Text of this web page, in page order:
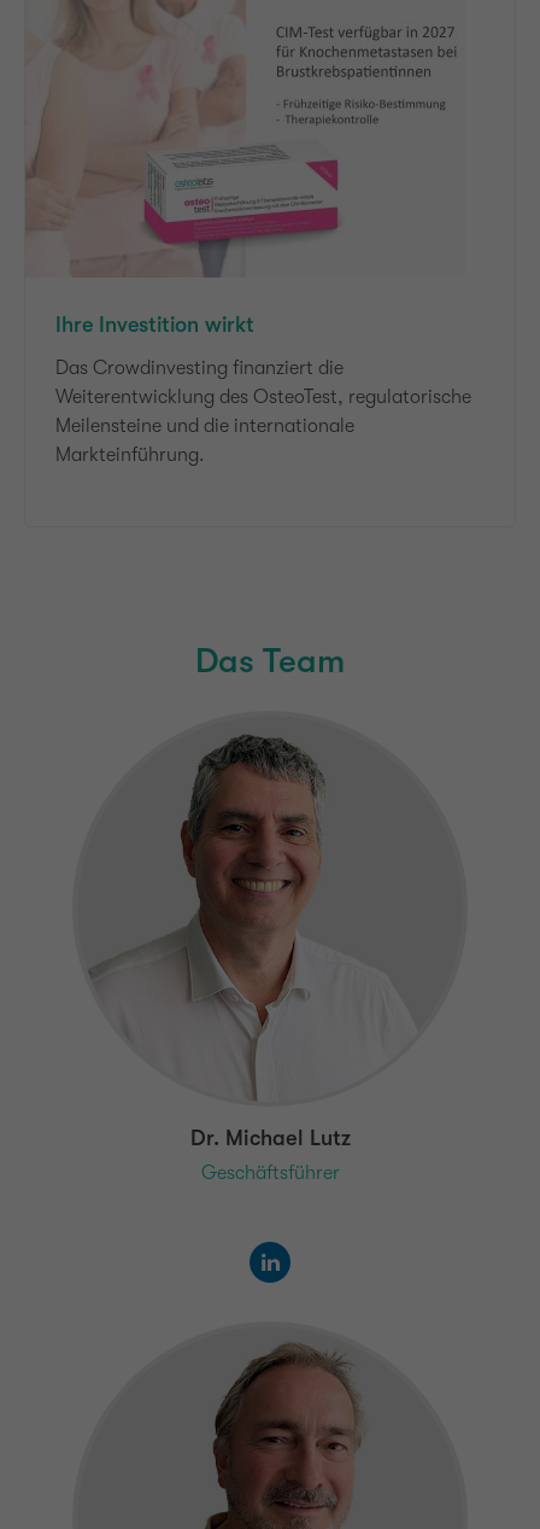
Ihre Investition wirkt
Das Crowdinvesting finanziert die
Weiterentwicklung des OsteoTest, regulatorische
Meilensteine und die internationale
Markteinführung.
Das Team
Dr. Michael Lutz
Geschäftsführer